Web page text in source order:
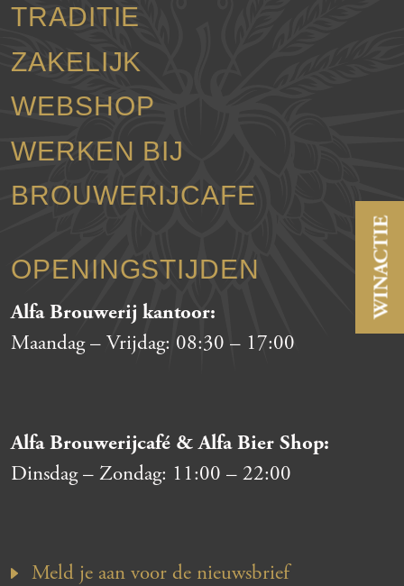
TRADITIE
ZAKELIJK
WEBSHOP
WERKEN BIJ
BROUWERIJCAFE
OPENINGSTIJDEN
Alfa Brouwerij kantoor:
Maandag – Vrijdag: 08:30 – 17:00
Alfa Brouwerijcafé & Alfa Bier Shop:
Dinsdag – Zondag: 11:00 – 22:00
Meld je aan voor de nieuwsbrief
WINACTIE